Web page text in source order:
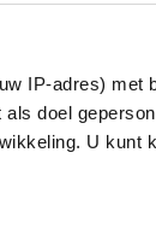
IP-adres) met
doel
U kunt